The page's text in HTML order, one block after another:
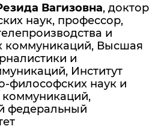
Вагизовна, доктор
наук, профессор,
и
коммуникаций, Высшая
и
Институт
философских наук и
федеральный